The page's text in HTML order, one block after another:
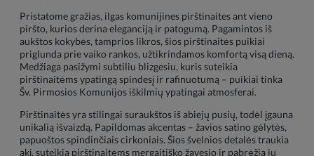
Pristatome gražias, ilgas komunijines pirštinaites ant vieno
piršto, kurios derina eleganciją ir patogumą. Pagamintos iš
aukštos kokybės, tamprios likros, šios pirštinaitės puikiai
priglunda prie vaiko rankos, užtikrindamos komfortą visą dieną.
Medžiaga pasižymi subtiliu blizgesiu, kuris suteikia
pirštinaitėms ypatingą spindesį ir rafinuotumą – puikiai tinka
Šv. Pirmosios Komunijos iškilmių ypatingai atmosferai.
Pirštinaitės yra stilingai suraukštos iš abiejų pusių, todėl įgauna
unikalią išvaizdą. Papildomas akcentas – žavios satino gėlytės,
papuoštos spindinčiais cirkoniais. Šios švelnios detalės traukia
akį, suteikia pirštinaitėms mergaitiško žavesio ir pabrėžia jų